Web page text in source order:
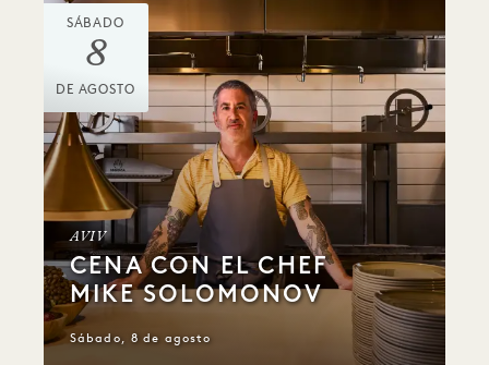
SÁBADO
8
DE AGOSTO
AVIV
CENA CON EL CHEF
MIKE SOLOMONOV
Sábado, 8 de agosto